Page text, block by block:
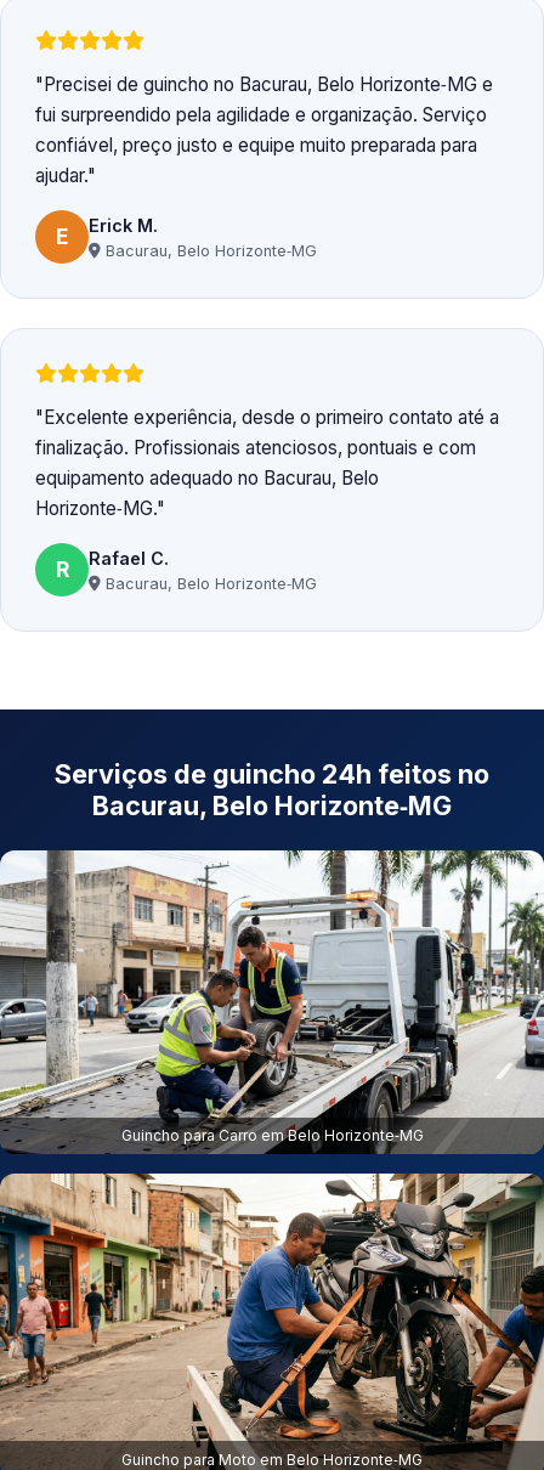
Precisei de guincho no Bacurau, Belo Horizonte‑MG e
fui surpreendido pela agilidade e organização. Serviço
confiável, preço justo e equipe muito preparada para
ajudar.
E Erick M.
Bacurau, Belo Horizonte‑MG
Excelente experiência, desde o primeiro contato até a
finalização. Profissionais atenciosos, pontuais e com
equipamento adequado no Bacurau, Belo
Horizonte‑MG.
R Rafael C.
Bacurau, Belo Horizonte‑MG
Serviços de guincho 24h feitos no
Bacurau, Belo Horizonte‑MG
Guincho para Carro em Belo Horizonte‑MG
Guincho para Moto em Belo Horizonte‑MG